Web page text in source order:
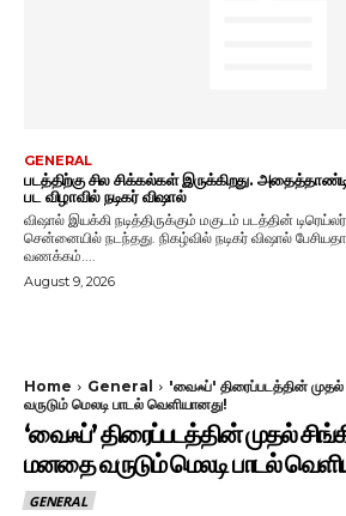
GENERAL
படத்திற்கு சில சிக்கல்கள் இருக்கிறது.
பட விழாவில் நடிகர் விஷால்
விஷால் இயக்கி நடித்திருக்கும் மகுடம் படத்தின்
சென்னையில் நடந்தது. நிகழ்வில் நடிகர் விஷால் பேசியதாவது, "அனைவருக்கும்
வணக்கம்....
August 9, 2026